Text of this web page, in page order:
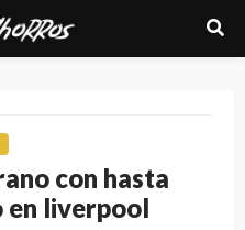
con hasta
en liverpool